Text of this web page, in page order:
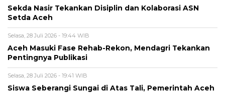
Sekda Nasir Tekankan Disiplin dan Kolaborasi ASN
Setda Aceh
Selasa, 28 Juli 2026 - 19:44 WIB
Aceh Masuki Fase Rehab-Rekon, Mendagri Tekankan
Pentingnya Publikasi
Selasa, 28 Juli 2026 - 19:41 WIB
Siswa Seberangi Sungai di Atas Tali, Pemerintah Aceh